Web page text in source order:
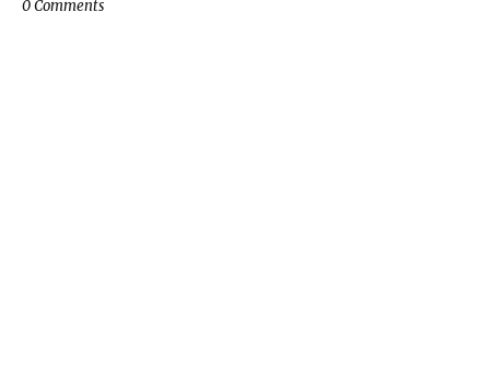
0 Comments